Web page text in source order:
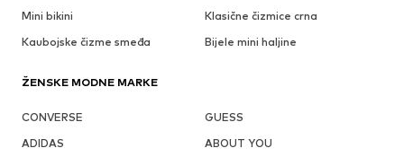
Mini bikini
Klasične čizmice crna
Kaubojske čizme smeđa
Bijele mini haljine
ŽENSKE MODNE MARKE
CONVERSE
GUESS
ADIDAS
ABOUT YOU